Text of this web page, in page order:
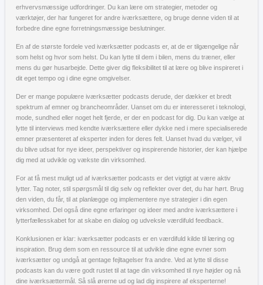
erhvervsmæssige udfordringer. Du kan lære om strategier, metoder og
værktøjer, der har fungeret for andre iværksættere, og bruge denne viden til at
forbedre dine egne forretningsmæssige beslutninger.
En af de største fordele ved iværksætter podcasts er, at de er tilgængelige når
som helst og hvor som helst. Du kan lytte til dem i bilen, mens du træner, eller
mens du gør husarbejde. Dette giver dig fleksibilitet til at lære og blive inspireret i
dit eget tempo og i dine egne omgivelser.
Der er mange populære iværksætter podcasts derude, der dækker et bredt
spektrum af emner og brancheområder. Uanset om du er interesseret i teknologi,
mode, sundhed eller noget helt fjerde, er der en podcast for dig. Du kan vælge at
lytte til interviews med kendte iværksættere eller dykke ned i mere specialiserede
emner præsenteret af eksperter inden for deres felt. Uanset hvad du vælger, vil
du blive udsat for nye ideer, perspektiver og inspirerende historier, der kan hjælpe
dig med at udvikle og vækste din virksomhed.
For at få mest muligt ud af iværksætter podcasts er det vigtigt at være aktiv
lytter. Tag noter, stil spørgsmål til dig selv og reflekter over det, du har hørt. Brug
den viden, du får, til at planlægge og implementere nye strategier i din egen
virksomhed. Del også dine egne erfaringer og ideer med andre iværksættere i
lytterfællesskabet for at skabe en dialog og udveksle værdifuld feedback.
Konklusionen er klar: iværksætter podcasts er en værdifuld kilde til læring og
inspiration. Brug dem som en ressource til at udvikle dine egne evner som
iværksætter og undgå at gentage fejltagelser fra andre. Ved at lytte til disse
podcasts kan du være godt rustet til at tage din virksomhed til nye højder og nå
dine iværksættermål. Så slå ørerne ud og lad dig inspirere af eksperterne!